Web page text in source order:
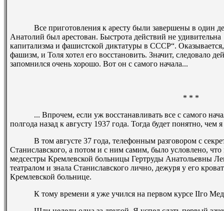
Все приготовления к аресту были завершены в один
Анатолий был арестован. Быстрота действий не
капитализма и фашистской диктатуры в СССР“.
фашизм, и Толя хотел его восстановить. Значит, следовало
запомнился очень хорошо. Вот он с самого начала...
* * *
... Впрочем, если уж восстанавливать все с самого
полгода назад к августу 1937 года. Тогда будет понятно, чем
В том августе 37 года, телефонным разговором с
Станиславского, а потом и с ним самим, было условлено,
медсестры Кремлевской больницы Гертруды Анатольевны
театралом и знала Станиславского лично, дежуря у его
Кремлевской больнице.
К тому времени я уже учился на первом курсе IIго